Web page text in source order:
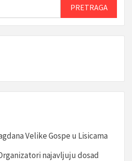
PRETRAGA
Velike Gospe u Lisicama
najavljuju dosad